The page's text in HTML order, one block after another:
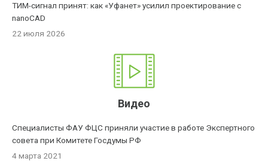
ТИМ-сигнал принят: как «Уфанет» усилил проектирование с
nanoCAD
22 июля 2026
Видео
Специалисты ФАУ ФЦС приняли участие в работе Экспертного
совета при Комитете Госдумы РФ
4 марта 2021